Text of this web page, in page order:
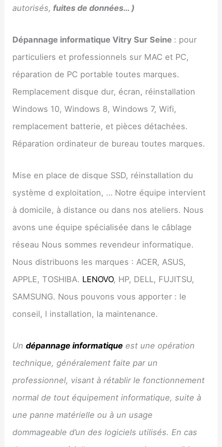
autorisés, fuites de données… )
Dépannage informatique Vitry Sur Seine : pour
particuliers et professionnels sur MAC et PC,
réparation de PC portable toutes marques.
Remplacement disque dur, écran, réinstallation
Windows 10, Windows 8, Windows 7, Wifi,
remplacement batterie, et pièces détachées.
Réparation ordinateur de bureau toutes marques.
Mise en place de disque SSD, réinstallation du
système d exploitation, … Notre équipe intervient
à domicile, à distance ou dans nos ateliers. Nous
avons une équipe spécialisée dans le câblage
réseau Nous sommes revendeur informatique.
Nous distribuons les marques : ACER, ASUS,
APPLE, TOSHIBA. LENOVO, HP, DELL, FUJITSU,
SAMSUNG. Nous pouvons vous apporter : le
conseil, l installation, la maintenance.
Undépannage informatique est une opération
technique, généralement faite par un
professionnel, visant à rétablir le fonctionnement
normal de tout équipement informatique, suite à
une panne matérielle ou à un usage
dommageable d’un des logiciels utilisés. En cas